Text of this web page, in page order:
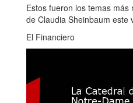
Estos fueron los temas
de Claudia Sheinbaum este
El Financiero